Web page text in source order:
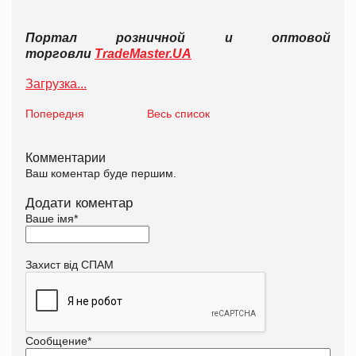
Портал розничной и оптовой
торговли TradeMaster.UA
Загрузка...
Попередня Весь список
Комментарии
Ваш коментар буде першим.
Додати коментар
Ваше імя*
Захист від СПАМ
Сообщение*